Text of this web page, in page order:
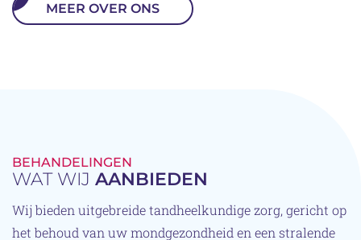
MEER OVER ONS
BEHANDELINGEN
WAT WIJ AANBIEDEN
Wij bieden uitgebreide tandheelkundige zorg, gericht op
het behoud van uw mondgezondheid en een stralende